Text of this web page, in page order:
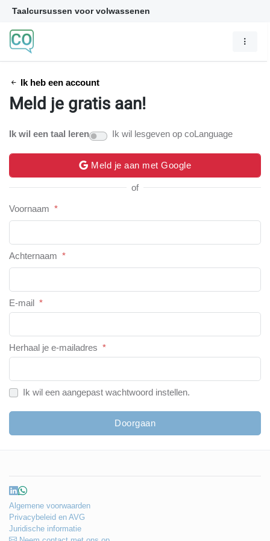
Taalcursussen voor volwassenen
Ik heb een account
Meld je gratis aan!
Ik wil een taal leren Ik wil lesgeven op coLanguage
Meld je aan met Google
of
Voornaam *
Achternaam *
E-mail *
Herhaal je e-mailadres *
Ik wil een aangepast wachtwoord instellen.
Doorgaan
Algemene voorwaarden
Privacybeleid en AVG
Juridische informatie